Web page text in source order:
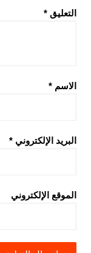
التعليق*
الاسم*
البريد الإلكتروني*
الموقع الإلكتروني